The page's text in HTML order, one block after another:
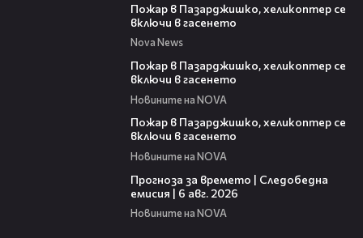
Пожар в Пазарджишко, хеликоптер се
включи в гасенето
Nova News
Пожар в Пазарджишко, хеликоптер се
включи в гасенето
Новините на NOVA
Пожар в Пазарджишко, хеликоптер се
включи в гасенето
Новините на NOVA
Прогноза за времето | Следобедна
емисия | 6 авг. 2026
Новините на NOVA